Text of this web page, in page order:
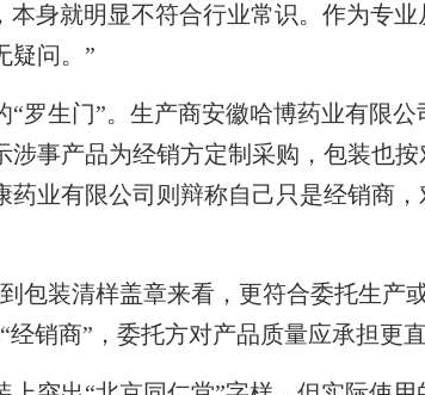
本身就明显不符合行业常识。作为专
疑问。”
生门”。生产商安徽哈博药业有限公
涉事产品为经销方定制采购，包装也
药业有限公司则辩称自己只是经销商
装清样盖章来看，更符合委托生产
销商”，委托方对产品质量应承担更直